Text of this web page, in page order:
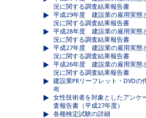
況に関する調査結果報告書
平成29年度 建設業の雇用実態
況に関する調査結果報告書
平成28年度 建設業の雇用実態
況に関する調査結果報告書
平成27年度 建設業の雇用実態
況に関する調査結果報告書
平成26年度 建設業の雇用実態
況に関する調査結果報告書
建設業PRリーフレット・DVDの
布
女性技術者を対象としたアンケ
査報告書（平成27年度）
各種検定試験の詳細